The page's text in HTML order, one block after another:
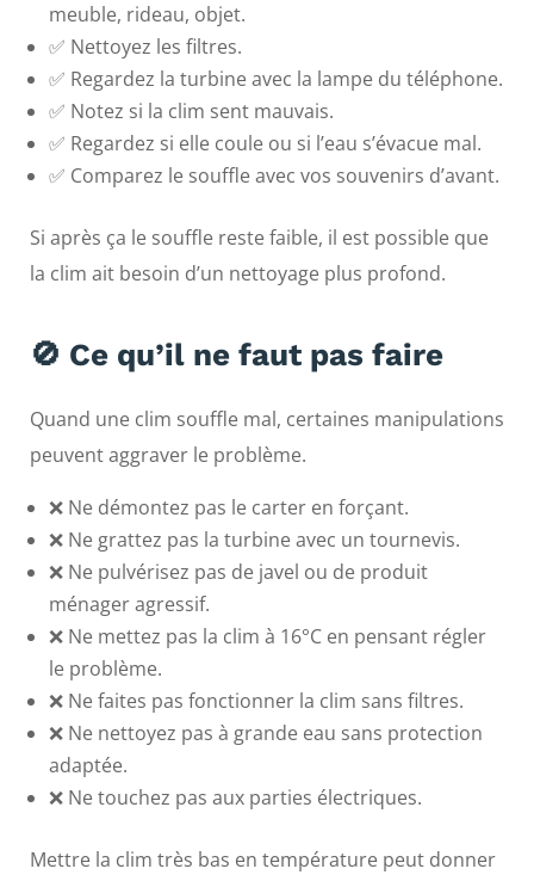
meuble, rideau, objet.
✅ Nettoyez les filtres.
✅ Regardez la turbine avec la lampe du téléphone.
✅ Notez si la clim sent mauvais.
✅ Regardez si elle coule ou si l’eau s’évacue mal.
✅ Comparez le souffle avec vos souvenirs d’avant.
Si après ça le souffle reste faible, il est possible que
la clim ait besoin d’un nettoyage plus profond.
🚫 Ce qu’il ne faut pas faire
Quand une clim souffle mal, certaines manipulations
peuvent aggraver le problème.
❌ Ne démontez pas le carter en forçant.
❌ Ne grattez pas la turbine avec un tournevis.
❌ Ne pulvérisez pas de javel ou de produit
ménager agressif.
❌ Ne mettez pas la clim à 16°C en pensant régler
le problème.
❌ Ne faites pas fonctionner la clim sans filtres.
❌ Ne nettoyez pas à grande eau sans protection
adaptée.
❌ Ne touchez pas aux parties électriques.
Mettre la clim très bas en température peut donner